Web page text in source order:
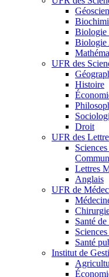
Biologie
Biologie
UFR des
Histoire
Droit
UFR des
Lettres
Anglais
UFR de
Santé
Santé
Institut de